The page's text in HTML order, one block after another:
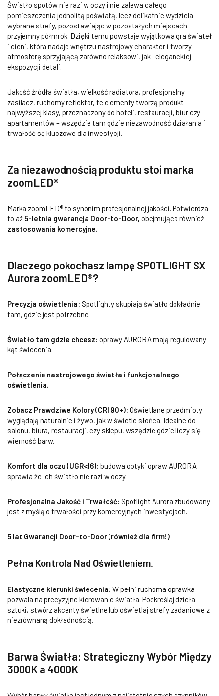
Światło spotów nie razi w oczy i nie zalewa całego
pomieszczenia jednolitą poświatą, lecz delikatnie wydziela
wybrane strefy, pozostawiając w pozostałych miejscach
przyjemny półmrok. Dzięki temu powstaje wyjątkowa gra świateł
i cieni, która nadaje wnętrzu nastrojowy charakter i tworzy
atmosferę sprzyjającą zarówno relaksowi, jak i eleganckiej
ekspozycji detali.
Jakość źródła światła, wielkość radiatora, profesjonalny
zasilacz, ruchomy reflektor, te elementy tworzą produkt
najwyższej klasy, przeznaczony do hoteli, restauracji, biur czy
apartamentów – wszędzie tam gdzie niezawodność działania i
trwałość są kluczowe dla inwestycji.
Za niezawodnością produktu stoi marka
zoomLED®
Marka zoomLED® to synonim profesjonalnej jakości. Potwierdza
to aż 5-letnia gwarancja Door-to-Door, obejmująca również
zastosowania komercyjne.
Dlaczego pokochasz lampę SPOTLIGHT SX
Aurora zoomLED®?
Precyzja oświetlenia: Spotlighty skupiają światło dokładnie
tam, gdzie jest potrzebne.
Światło tam gdzie chcesz: oprawy AURORA mają regulowany
kąt świecenia.
Połączenie nastrojowego światła i funkcjonalnego
oświetlenia.
Zobacz Prawdziwe Kolory (CRI 90+): Oświetlane przedmioty
wyglądają naturalnie i żywo, jak w świetle słońca. Idealne do
salonu, biura, restauracji, czy sklepu, wszędzie gdzie liczy się
wierność barw.
Komfort dla oczu (UGR<16): budowa optyki opraw AURORA
sprawia że ich światło nie razi w oczy.
Profesjonalna Jakość i Trwałość: Spotlight Aurora zbudowany
jest z myślą o trwałości przy komercyjnych inwestycjach.
5 lat Gwarancji Door-to-Door (również dla firm!)
Pełna Kontrola Nad Oświetleniem.
Elastyczne kierunki świecenia: W pełni ruchoma oprawka
pozwala na precyzyjne kierowanie światła. Podkreślaj dzieła
sztuki, stwórz akcenty świetlne lub oświetlaj strefy zadaniowe z
niezrównaną dokładnością.
Barwa Światła: Strategiczny Wybór Między
3000K a 4000K